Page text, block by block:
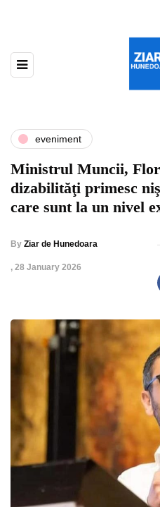
eveniment
Ministrul Muncii,
dizabilităţi primesc
care sunt la un nivel
By Ziar de Hunedoara
, 28 January 2026